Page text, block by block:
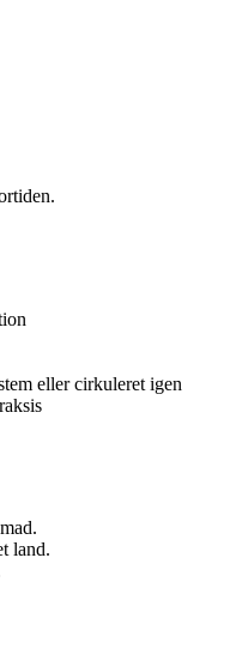
eller cirkuleret igen
land.